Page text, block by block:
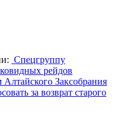
Спецгруппу
рейдов
Алтайского Заксобрания
за возврат старого